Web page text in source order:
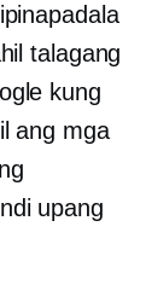
talagang
kung
ang mga
upang